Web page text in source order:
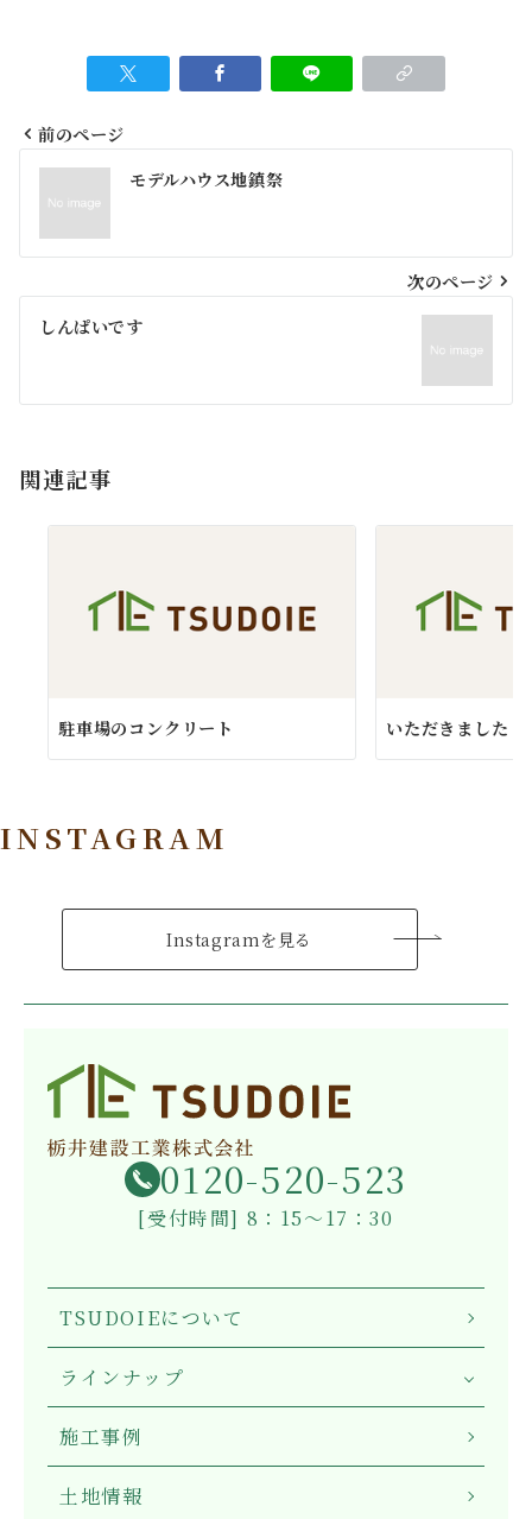
投
ナ
ビ
ゲ
シ
ン
前のページ
モデルハウス地鎮祭
次のページ
しんぱいです
関連記事
駐車場のコンクリート いただきました
INSTAGRAM
Instagramを見る
0120-520-523
[受付時間] 8：15～17：30
TSUDOIEについて
ラインナップ
施工事例
土地情報